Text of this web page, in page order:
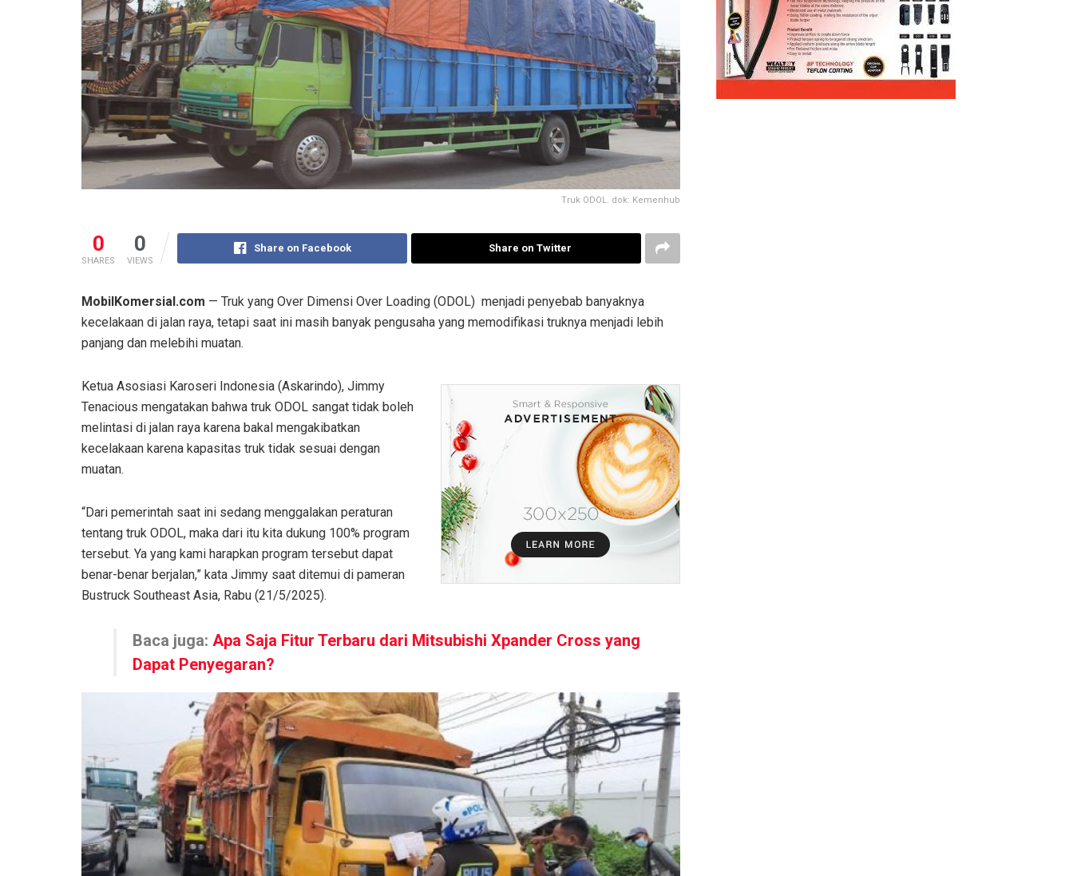
Truk ODOL. dok: Kemenhub
0
SHARES
0
VIEWS
Share on Facebook Share on Twitter
MobilKomersial.com — Truk yang Over Dimensi Over Loading (ODOL) menjadi penyebab banyaknya
kecelakaan di jalan raya, tetapi saat ini masih banyak pengusaha yang memodifikasi truknya menjadi lebih
panjang dan melebihi muatan.
Ketua Asosiasi Karoseri Indonesia (Askarindo), Jimmy
Tenacious mengatakan bahwa truk ODOL sangat tidak boleh
melintasi di jalan raya karena bakal mengakibatkan
kecelakaan karena kapasitas truk tidak sesuai dengan
muatan.
“Dari pemerintah saat ini sedang menggalakan peraturan
tentang truk ODOL, maka dari itu kita dukung 100% program
tersebut. Ya yang kami harapkan program tersebut dapat
benar-benar berjalan,” kata Jimmy saat ditemui di pameran
Bustruck Southeast Asia, Rabu (21/5/2025).
Baca juga: Apa Saja Fitur Terbaru dari Mitsubishi Xpander Cross yang
Dapat Penyegaran?